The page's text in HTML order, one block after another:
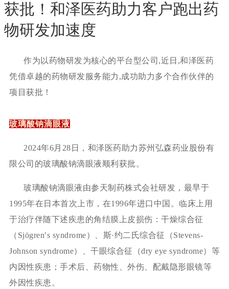
获批！和泽医药助力客户跑出药
物研发加速度
作为以药物研发为核心的平台型公司 ,近日,和泽医药
凭借卓越的药物研发服务能力,成功助力多个合作伙伴的
项目获批！
玻璃酸钠滴眼液
2024年6月28日，和泽医药助力苏州弘森药业股份有
限公司的玻璃酸钠滴眼液顺利获批。
玻璃酸钠滴眼液由参天制药株式会社研发，最早于
1995年在日本首次上市，在1996年进口中国。临床上用
于治疗伴随下述疾患的角结膜上皮损伤：干燥综合征
（Sjögrenʹs syndrome）、斯·约二氏综合征（Stevens-
Johnson syndrome）、干眼综合征（dry eye syndrome）等
内因性疾患；手术后、药物性、外伤、配戴隐形眼镜等
外因性疾患。